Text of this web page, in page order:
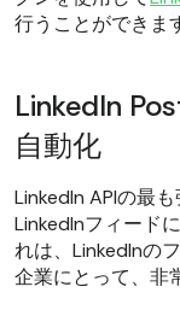
行うことができま
LinkedIn
自動化
LinkedIn APIの最
LinkedInフィード
れは、LinkedInの
企業にとって、非